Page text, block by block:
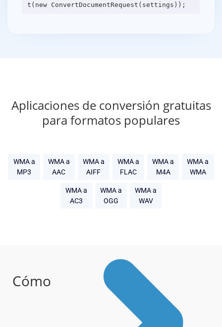
Aplicaciones de conversión gratuitas
para formatos populares
WMA a
MP3
WMA a
AAC
WMA a
AIFF
WMA a
FLAC
WMA a
M4A
WMA a
WMA
WMA a
AC3
WMA a
OGG
WMA a
WAV
Cómo